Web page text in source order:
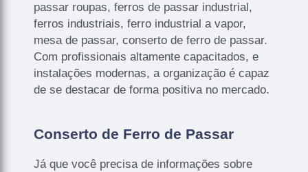
passar roupas, ferros de passar industrial,
ferros industriais, ferro industrial a vapor,
mesa de passar, conserto de ferro de passar.
Com profissionais altamente capacitados, e
instalações modernas, a organização é capaz
de se destacar de forma positiva no mercado.
Conserto de Ferro de Passar
Já que você precisa de informações sobre